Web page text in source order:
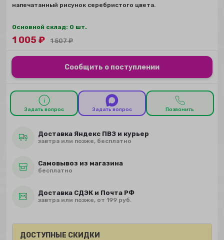
напечатанный рисунок серебристого цвета.
Основной склад: 0 шт.
1 005 ₽ 1 507₽
Сообщить о поступлении
Задать вопрос Задать вопрос Позвонить
Доставка Яндекс ПВЗ и курьер
завтра или позже, бесплатно
Самовывоз из магазина
бесплатно
Доставка СДЭК и Почта РФ
завтра или позже, от 199 руб.
ДОСТУПНЫЕ СКИДКИ